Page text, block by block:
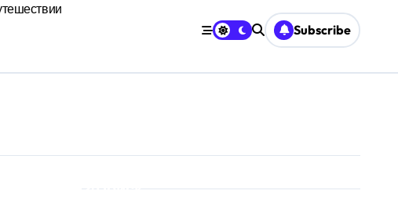
дня через призму анализа адаптации
Subscribe